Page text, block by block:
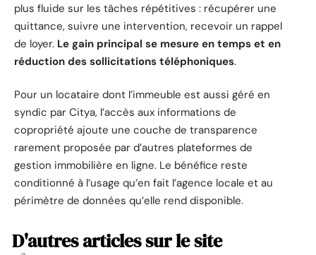
plus fluide sur les tâches répétitives : récupérer une
quittance, suivre une intervention, recevoir un rappel
de loyer. Le gain principal se mesure en temps et en
réduction des sollicitations téléphoniques.
Pour un locataire dont l’immeuble est aussi géré en
syndic par Citya, l’accès aux informations de
copropriété ajoute une couche de transparence
rarement proposée par d’autres plateformes de
gestion immobilière en ligne. Le bénéfice reste
conditionné à l’usage qu’en fait l’agence locale et au
périmètre de données qu’elle rend disponible.
D'autres articles sur le site